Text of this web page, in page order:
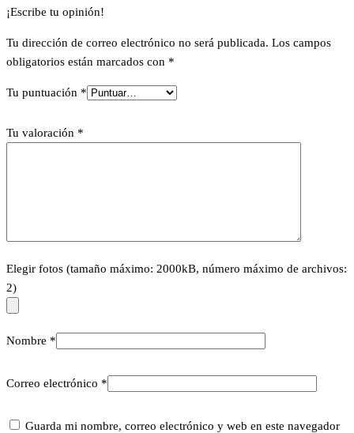
¡Escribe tu opinión!
Tu dirección de correo electrónico no será publicada. Los campos
obligatorios están marcados con *
Tu puntuación *
Tu valoración *
Elegir fotos (tamaño máximo: 2000kB, número máximo de archivos:
2)
Nombre *
Correo electrónico *
Guarda mi nombre, correo electrónico y web en este navegador